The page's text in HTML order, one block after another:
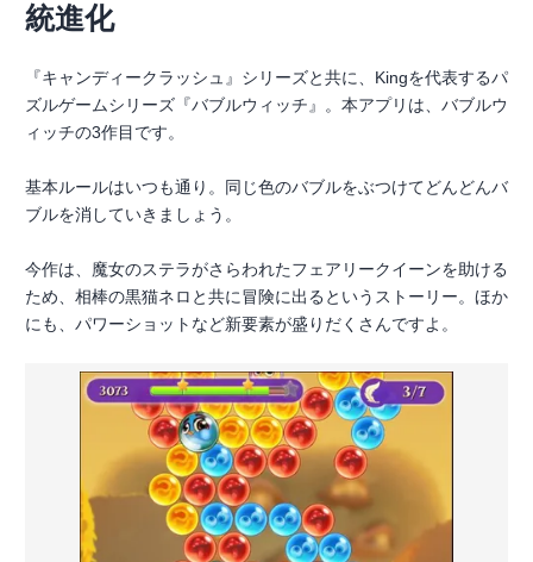
統進化
『キャンディークラッシュ』シリーズと共に、Kingを代表するパ
ズルゲームシリーズ『バブルウィッチ』。本アプリは、バブルウ
ィッチの3作目です。
基本ルールはいつも通り。同じ色のバブルをぶつけてどんどんバ
ブルを消していきましょう。
今作は、魔女のステラがさらわれたフェアリークイーンを助ける
ため、相棒の黒猫ネロと共に冒険に出るというストーリー。ほか
にも、パワーショットなど新要素が盛りだくさんですよ。